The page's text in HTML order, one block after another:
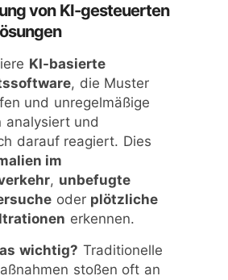
von KI-gesteuerten
KI-basierte
, die Muster
und unregelmäßige
analysiert und
darauf reagiert. Dies
im
, unbefugte
oder plötzliche
erkennen.
wichtig? Traditionelle
stoßen oft an